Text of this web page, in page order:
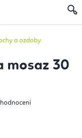
a ozdoby
mosaz 30